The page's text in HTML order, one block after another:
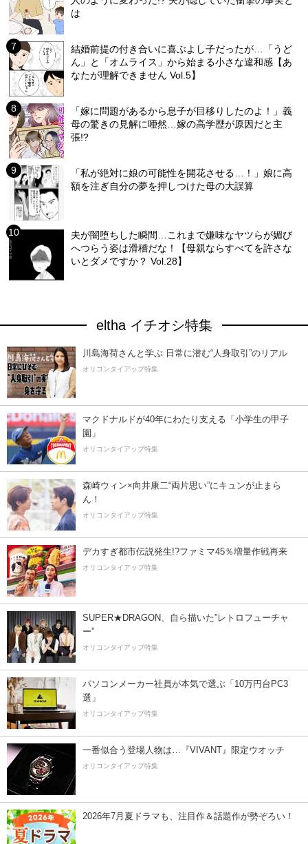
は
結婚前提の付き合いに喜ぶよし子だったが…「うど
ん」と「オムライス」から始まる小さな違和感【あ
なたが理解できません Vol.5】
「嫁に問題があるから息子が目移りしたのよ！」義
母の驚きの見解に唖然…嫁の高学歴が原因だと主
張!?
「私が絶対に娘の可能性を開花させる…！」娘に高
額を注ぎ自分の夢を押しつけた母の大誤算
夫が闇堕ちした瞬間…これまで嫌味なヤツらが媚び
へつらう姿は滑稽だな！【母親ならすべてを許さな
いとダメですか？ Vol.28】
eltha イチオシ特集
川島海荷さんと学ぶ 日常に潜む“人身取引”のリアル
オリコンタイアップ特集
マクドナルドが40年にわたり支える「小学生の甲子
園」
オリコンタイアップ特集
森崎ウィン×向井康二“両片思い”にキュンが止まら
ん！
オリコンタイアップ特集
デカすぎ都市伝説発生!?ファミマ45％増量作戦再来
オリコンタイアップ特集
SUPER★DRAGON、自ら描いた”レトロフューチャ
ー”
オリコンタイアップ特集
パソコンメーカー社員が本気で選ぶ「10万円台PC3
選」
オリコンタイアップ特集
一番似合う登場人物は…『VIVANT』限定ウオッチ
オリコンタイアップ特集
2026年7月夏ドラマも、注目作＆話題作が勢ぞろい！